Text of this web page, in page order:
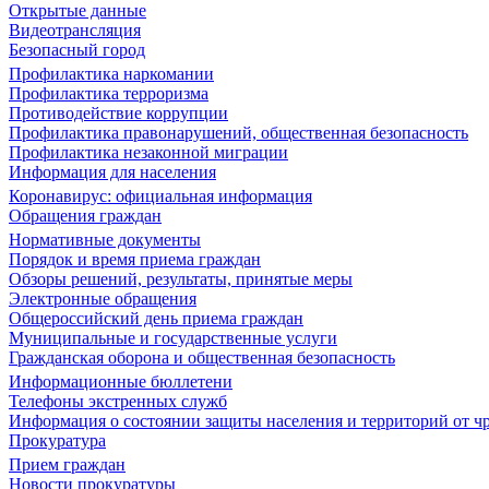
Открытые данные
Видеотрансляция
Безопасный город
Профилактика наркомании
Профилактика терроризма
Противодействие коррупции
Профилактика правонарушений, общественная безопасность
Профилактика незаконной миграции
Информация для населения
Коронавирус: официальная информация
Обращения граждан
Нормативные документы
Порядок и время приема граждан
Обзоры решений, результаты, принятые меры
Электронные обращения
Общероссийский день приема граждан
Муниципальные и государственные услуги
Гражданская оборона и общественная безопасность
Информационные бюллетени
Телефоны экстренных служб
Информация о состоянии защиты населения и территорий от
Прокуратура
Прием граждан
Новости прокуратуры